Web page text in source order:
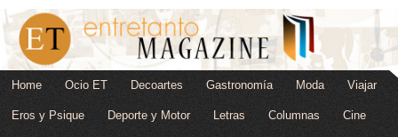
Home Ocio ET Decoartes Gastronomía Moda Viajar
Eros y Psique Deporte y Motor Letras Columnas Cine